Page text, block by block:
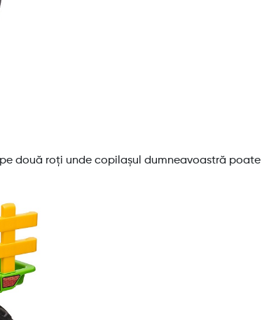
două roți unde copilașul dumneavoastră